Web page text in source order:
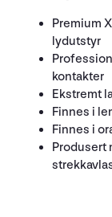
Premium
lydutstyr
kontakter
Ekstremt
Finnes i
Finnes i
Produsert